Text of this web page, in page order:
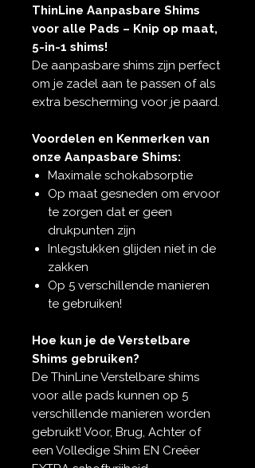
ThinLine Aanpasbare Shims
voor alle Pads – Knip op maat,
5-in-1 shims!
De aanpasbare shims zijn perfect
om je zadel aan te passen of als
extra bescherming voor je paard.
Voordelen en Kenmerken van
onze Aanpasbare Shims:
Maximale schokabsorptie
Op maat gesneden om ervoor
te zorgen dat er geen
drukpunten zijn
Inlegstukken glijden niet in de
zakken
Op 5 verschillende manieren
te gebruiken!
Hoe kun je de Verstelbare
Shims gebruiken?
De ThinLine Verstelbare shims
voor alle pads kunnen op 5
verschillende manieren worden
gebruikt! Voor, Brug, Achter of
een Volledige Shim EN Creëer